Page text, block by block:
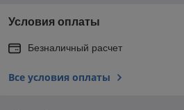
Условия оплаты
Безналичный расчет
Все условия оплаты